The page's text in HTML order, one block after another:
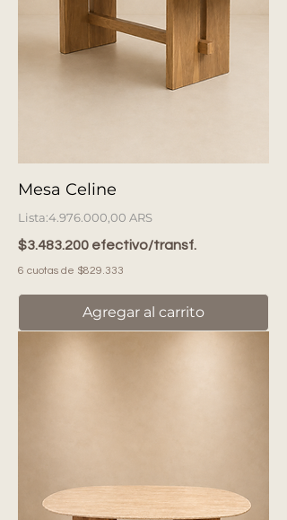
Mesa Celine
Precio4.976.000,00 ARS
$3.483.200 efectivo/transf.
6 cuotas de $829.333
Agregar al carrito